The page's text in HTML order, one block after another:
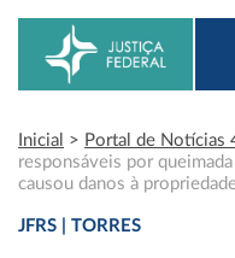
Inicial > Portal de Notícias
responsáveis por
causou danos à
JFRS | TORRES